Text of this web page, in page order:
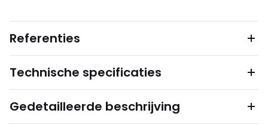
Referenties
Technische specificaties
Gedetailleerde beschrijving